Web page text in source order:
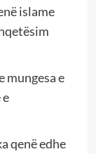
islame
mungesa e
qenë edhe